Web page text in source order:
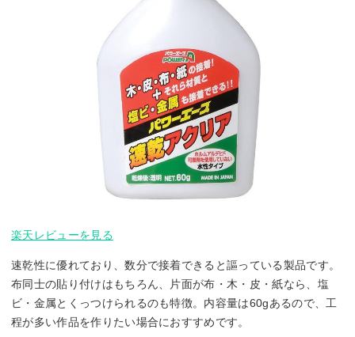
楽天レビューを見る
速乾性に優れており、数分で接着できると謳っている製品です。
布同士の貼り付けはもちろん、片面が布・木・皮・紙なら、塩
ビ・金属とくっつけられるのも特徴。内容量は60gあるので、工
程が多い作品を作りたい場合におすすめです。